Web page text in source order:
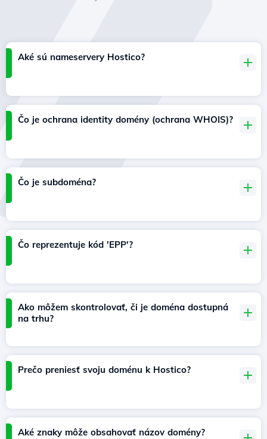
Aké sú nameservery Hostico?
Čo je ochrana identity domény (ochrana WHOIS)?
Čo je subdoména?
Čo reprezentuje kód 'EPP'?
Ako môžem skontrolovať, či je doména dostupná
na trhu?
Prečo preniesť svoju doménu k Hostico?
Aké znaky môže obsahovať názov domény?